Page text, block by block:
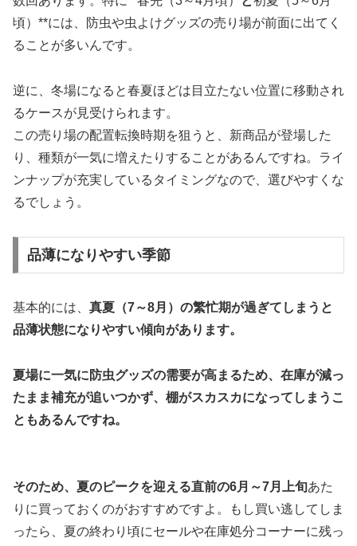
頃）**には、防虫や虫よけグッズの売り場が前面に出てく
ることが多いんです。
逆に、冬場になると春夏ほどは目立たない位置に移動され
るケースが見受けられます。
この売り場の配置転換時期を狙うと、新商品が登場した
り、種類が一気に増えたりすることがあるんですね。ライ
ンナップが充実しているタイミングなので、選びやすくな
るでしょう。
品薄になりやすい季節
基本的には、 真夏（7～8月）の繁忙期が過ぎてしまうと
品薄状態になりやすい傾向があります。
夏場に一気に防虫グッズの需要が高まるため、在庫が減っ
たまま補充が追いつかず、棚がスカスカになってしまうこ
ともあるんですね。
そのため、夏のピークを迎える直前の6月～7月上旬あた
りに買っておくのがおすすめですよ。もし買い逃してしま
ったら、夏の終わり頃にセールや在庫処分コーナーに残っ